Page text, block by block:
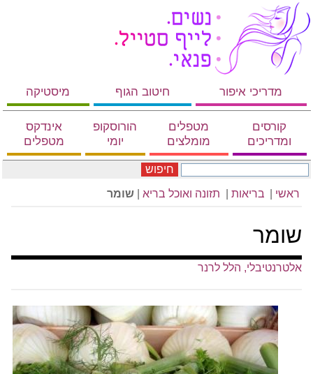
מדריכי איפור חיטוב הגוף מיסטיקה
קורסים
ומדריכים
מטפלים
מומלצים
הורוסקופ
יומי
אינדקס
מטפלים
חיפוש
ראשי בריאות תזונה ואוכל בריא| שומר
שומר
אלטרנטיבלי, הלל לרנר